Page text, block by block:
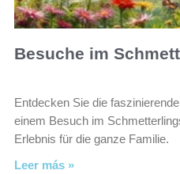
Besuche im
Entdecken Sie die
einem Besuch im
Erlebnis für die ganze Familie.
Leer más »